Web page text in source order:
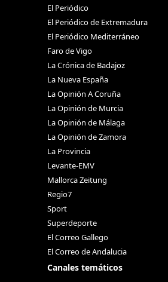
El Periódico
El Periódico de Extremadura
El Periódico Mediterráneo
Faro de Vigo
La Crónica de Badajoz
La Nueva España
La Opinión A Coruña
La Opinión de Murcia
La Opinión de Málaga
La Opinión de Zamora
La Provincia
Levante-EMV
Mallorca Zeitung
Regio7
Sport
Superdeporte
El Correo Gallego
El Correo de Andalucia
Canales temáticos